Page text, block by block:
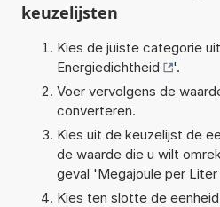
keuzelijsten
Kies de juiste categorie
Energiedichtheid
'.
Voer vervolgens de
converteren.
Kies uit de keuzelijst de
de waarde die u wilt
geval 'Megajoule per
Kies ten slotte de